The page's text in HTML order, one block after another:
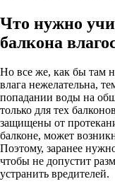
Что нужно
балкона
Но все же, как бы там
влага нежелательна,
попадании воды на
только для тех
защищены от
балконе, может
Поэтому, заранее
чтобы не допустит
устранить вредителей.